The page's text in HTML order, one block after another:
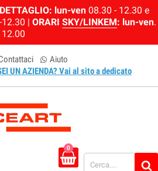
lun-ven 08.30 - 12.30 e
| ORARI SKY/LINKEM: lun-ven.
12.00
Aiuto
UN AZIENDA? Vai al sito a dedicato
0